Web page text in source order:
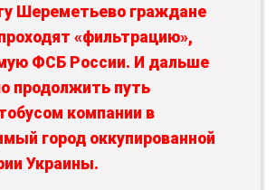
Шереметьево граждане
«фильтрацию»,
ФСБ России. И дальше
продолжить путь
компании в
город оккупированной
Украины.